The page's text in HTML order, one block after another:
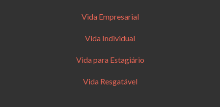
Vida Empresarial
Vida Individual
Vida para Estagiário
Vida Resgatável